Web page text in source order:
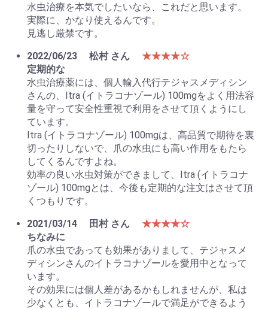
水虫治療を本気でしたいなら、これだと思います。
実際に、かなり使えるんです。
見逃し厳禁です。
2022/06/23
松村 さん
★★★★☆
定期的な
水虫治療薬には、個人輸入代行テジャスメディシン
さんの、Itra (イトラコナゾール) 100mgをよく用法容
量を守って安全性重視で利用をさせて頂くようにし
ています。
Itra (イトラコナゾール) 100mgは、高品質で期待を裏
切ったりしないで、爪の水虫にも高い作用をもたら
してくるんですよね。
効率の良い水虫対策ができまして、Itra (イトラコナ
ゾール) 100mgとは、今後も定期的な注文はさせて頂
くつもりです。
2021/03/14
田村 さん
★★★★☆
ちなみに
爪の水虫であっても効果がありまして、テジャスメ
ディシンさんのイトラコナゾールを愛用中となって
います。
その効果には個人差があるかもしれませんが、私は
少なくとも、イトラコナゾールで満足ができるよう